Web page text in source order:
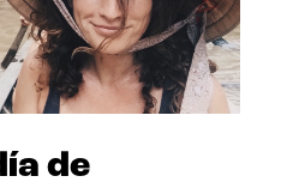
de